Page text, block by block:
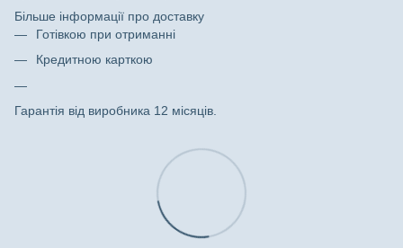
Більше інформації про доставку
Готівкою при отриманні
Кредитною карткою
Гарантія від виробника 12 місяців.